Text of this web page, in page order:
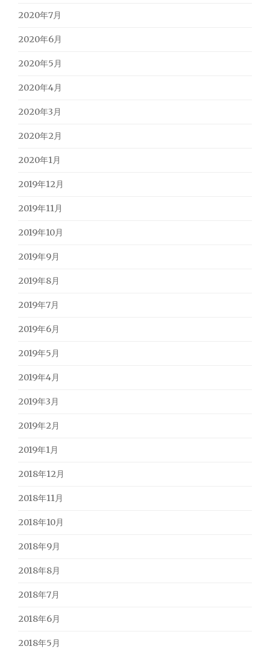
2020年7月
2020年6月
2020年5月
2020年4月
2020年3月
2020年2月
2020年1月
2019年12月
2019年11月
2019年10月
2019年9月
2019年8月
2019年7月
2019年6月
2019年5月
2019年4月
2019年3月
2019年2月
2019年1月
2018年12月
2018年11月
2018年10月
2018年9月
2018年8月
2018年7月
2018年6月
2018年5月